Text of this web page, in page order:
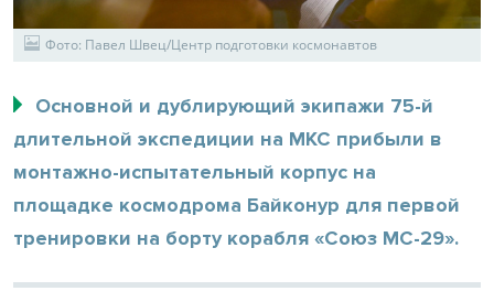
Фото: Павел Швец/Центр подготовки космонавтов
Основной и дублирующий экипажи 75-й
длительной экспедиции на МКС прибыли в
монтажно-испытательный корпус на
площадке космодрома Байконур для первой
тренировки на борту корабля «Союз МС-29».